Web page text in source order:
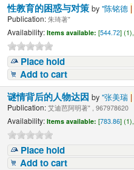
性教育的困惑与对策by"陈铭德 |
Publication: 朱琦著"
Availability: Items available: [544.72] (1),
Place hold
Add to cart
谜情背后的人物达因by"张美瑞 |
Publication: 艾迪芭阿明著" , 967978620
Availability: Items available: [783.86] (1),
Place hold
Add to cart